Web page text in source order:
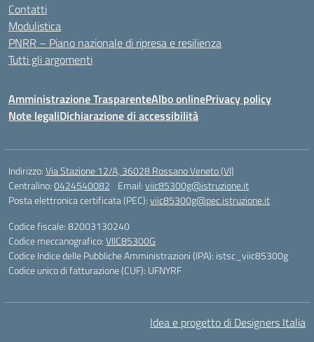
Contatti
Modulistica
PNRR – Piano nazionale di ripresa e resilienza
Tutti gli argomenti
Amministrazione TrasparenteAlbo onlinePrivacy policy
Note legaliDichiarazione di accessibilità
Indirizzo:Via Stazione 12/A, 36028 Rossano Veneto (VI)
Centralino:0424540082 Email:viic85300g@istruzione.it
Posta elettronica certificata (PEC):viic85300g@pec.istruzione.it
Codice fiscale: 82003130240
Codice meccanografico:VIIC85300G
Codice Indice delle Pubbliche Amministrazioni (IPA): istsc_viic85300g
Codice unico di fatturazione (CUF): UFNYRF
Idea e progetto di Designers Italia